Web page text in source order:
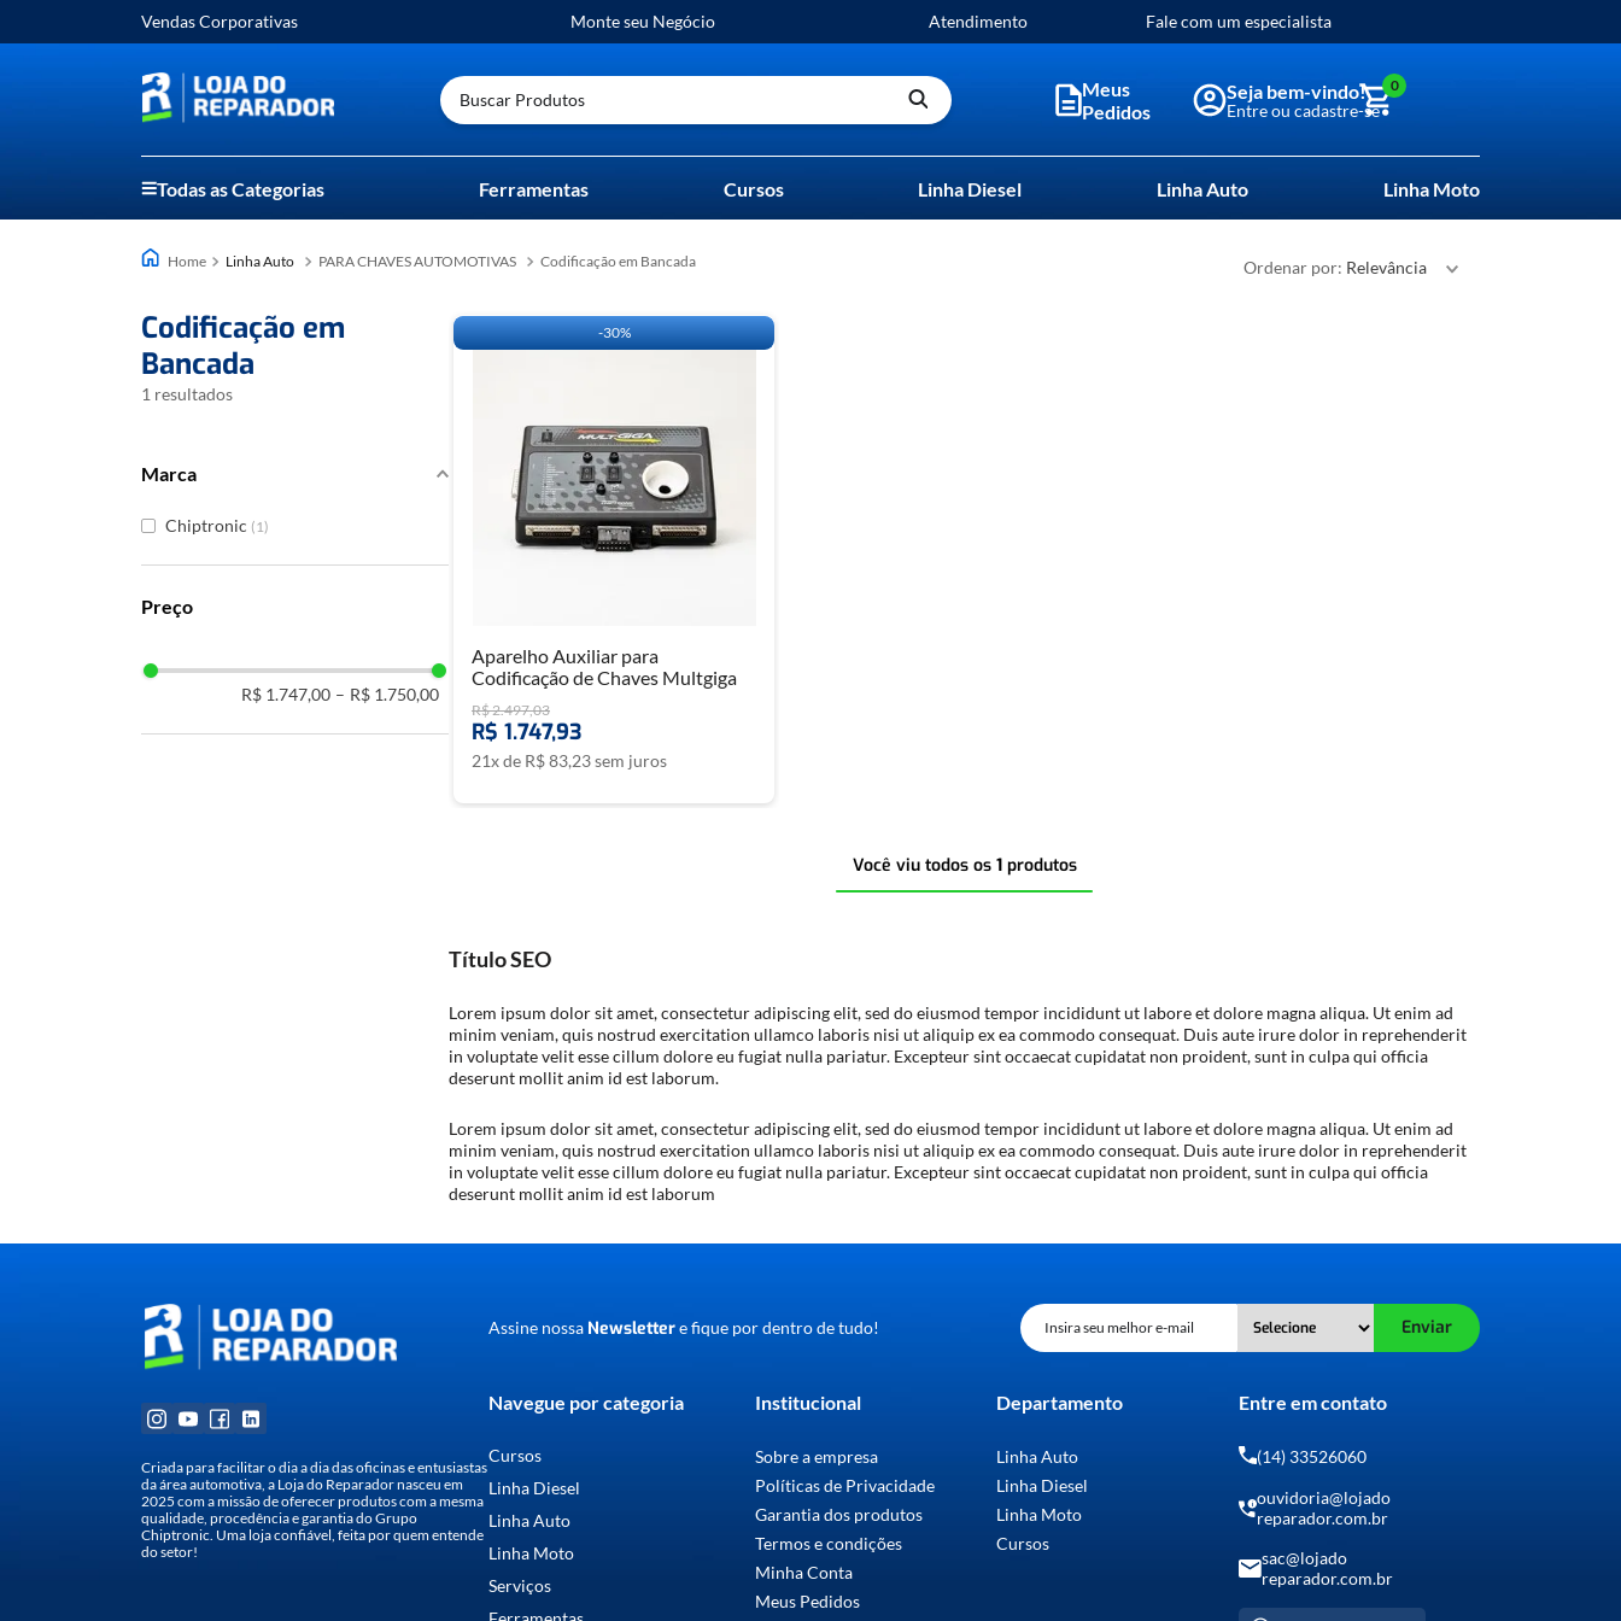
Vendas Corporativas Monte seu Negócio Atendimento Fale com um especialista
Buscar Produtos
Meus
Pedidos
0
Cursos Linha Diesel Linha Auto Linha Moto
Ferramentas
Todas as Categorias
Linha Auto PARA CHAVES AUTOMOTIVAS Codificação em Bancada Ordenar por Relevância
Codificação em
Bancada
1
Marca
Chiptronic (1)
R$ 1.747,00 – R$ 1.750,00
-30%
Aparelho Auxiliar para
Codificação de Chaves Multgiga
R$2.497,03
R$ 1.747,93
21x de R$83,23sem juros
Você viu todos os 1produtos
Título SEO
Lorem ipsum dolor sit amet, consectetur adipiscing elit, sed do eiusmod tempor incididunt ut labore et dolore magna aliqua. Ut enim ad
minim veniam, quis nostrud exercitation ullamco laboris nisi ut aliquip ex ea commodo consequat. Duis aute irure dolor in reprehenderit
in voluptate velit esse cillum dolore eu fugiat nulla pariatur. Excepteur sint occaecat cupidatat non proident, sunt in culpa qui officia
deserunt mollit anim id est laborum.
Lorem ipsum dolor sit amet, consectetur adipiscing elit, sed do eiusmod tempor incididunt ut labore et dolore magna aliqua. Ut enim ad
minim veniam, quis nostrud exercitation ullamco laboris nisi ut aliquip ex ea commodo consequat. Duis aute irure dolor in reprehenderit
in voluptate velit esse cillum dolore eu fugiat nulla pariatur. Excepteur sint occaecat cupidatat non proident, sunt in culpa qui officia
deserunt mollit anim id est laborum
Criada para facilitar o dia a dia das oficinas e entusiastas
da área automotiva, a Loja do Reparador nasceu em
2025 com a missão de oferecer produtos com a mesma
qualidade, procedência e garantia do Grupo
Chiptronic. Uma loja confiável, feita por quem entende
do setor!
Assine nossa Newslettere fique por dentro de tudo! Enviar
Navegue por categoria
Cursos
Linha Diesel
Linha Auto
Linha Moto
Serviços
Institucional
Sobre a empresa
Políticas de Privacidade
Garantia dos produtos
Termos e condições
Minha Conta
Meus Pedidos
Departamento
Linha Auto
Linha Diesel
Linha Moto
Cursos
Entre em contato
(14) 33526060
ouvidoria@lojado
reparador.com.br
sac@lojado
reparador.com.br